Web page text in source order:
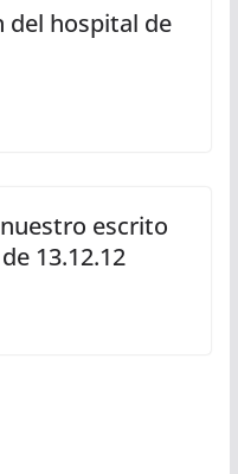
del hospital de
escrito
13.12.12